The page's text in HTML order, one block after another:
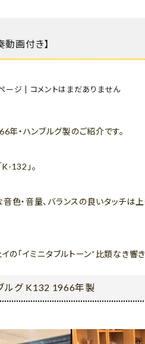
ピアノ
サートグランドピアノ DIAPASON
もっとみる
画付き】
ージ コメントはまだありません
・ハンブルグ製のご紹介です。
132」。
色・音量、バランスの良いタッチ
の「イミニタブルトーン“比類なき響
ルグ K132 1966年製